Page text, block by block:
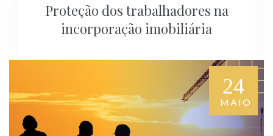
Proteção dos trabalhadores na
incorporação imobiliária
24
MAIO